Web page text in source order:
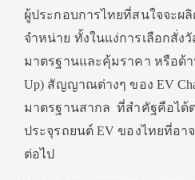
ผู้ประกอบการไทยที่สนใจจะผลิ
จำหน่าย ทั้งในแง่การเลือกสั่ง
มาตรฐานและคุ้มราคา หรือด้า
Up) สัญญาณต่างๆ ของ EV
มาตรฐานสากล ที่สำคัฐคือได้
ประจุรถยนต์ EV ของไทยที่อา
ต่อไป